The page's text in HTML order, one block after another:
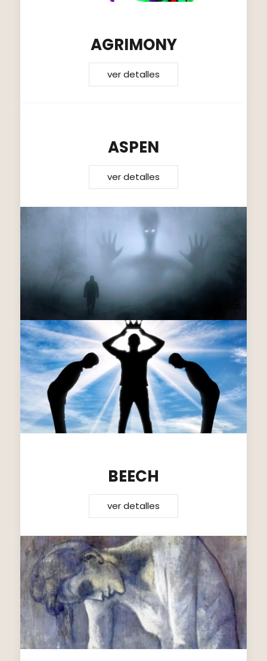
AGRIMONY
ver detalles
ASPEN
ver detalles
BEECH
ver detalles